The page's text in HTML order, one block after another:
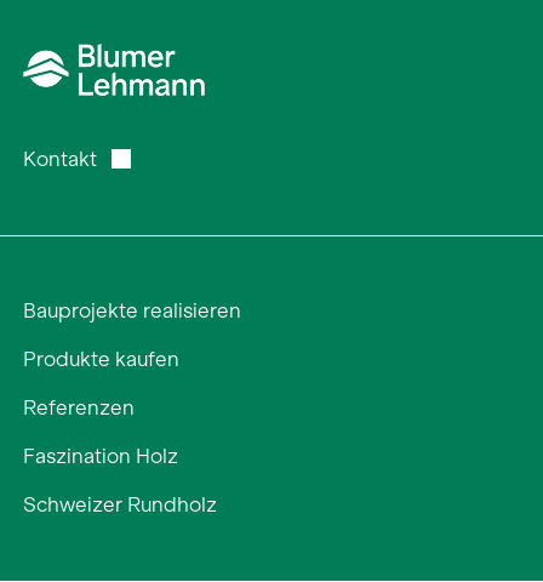
Kontakt
Bauprojekte realisieren
Produkte kaufen
Referenzen
Faszination Holz
Schweizer Rundholz